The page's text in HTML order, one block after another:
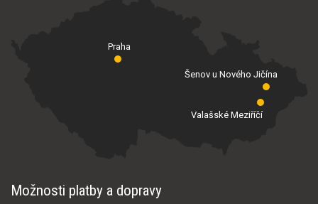
Praha
Valašské Meziříčí
Šenov u Nového Jičína
Možnosti platby a dopravy